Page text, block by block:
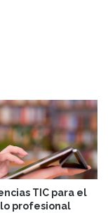
TIC para el
profesional